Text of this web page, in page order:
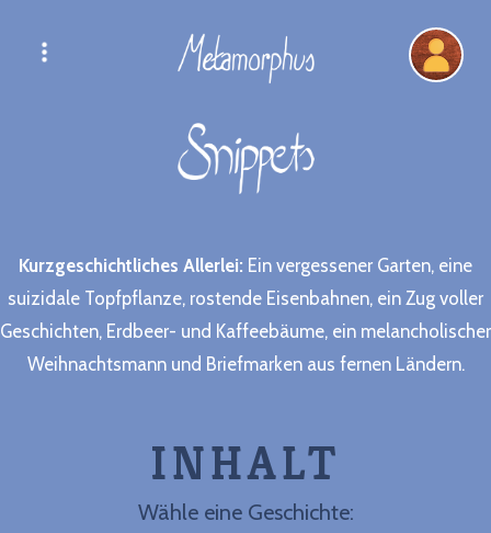
:
Kurzgeschichtliches Allerlei: Ein vergessener Garten, eine
suizidale Topfpflanze, rostende Eisenbahnen, ein Zug voller
Geschichten, Erdbeer- und Kaffeebäume, ein melancholischer
Weihnachtsmann und Briefmarken aus fernen Ländern.
INHALT
Wähle eine Geschichte: